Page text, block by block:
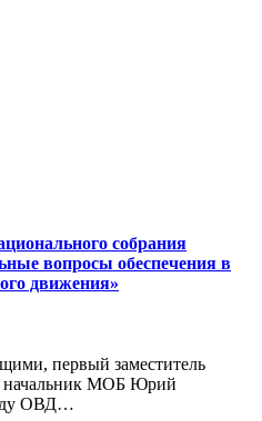
собрания
вопросы обеспечения в
движения»
начальник МОБ Юрий
ОВД…